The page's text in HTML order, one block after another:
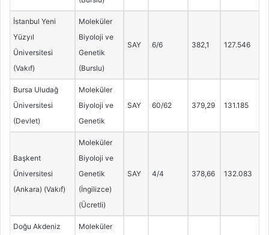
İstanbul Yeni
Yüzyıl
Üniversitesi
(Vakıf)
Moleküler
Biyoloji ve
Genetik
(Burslu)
SAY 6/6 382,1 127.546
Bursa Uludağ
Üniversitesi
(Devlet)
Moleküler
Biyoloji ve
Genetik
SAY 60/62 379,29 131.185
Başkent
Üniversitesi
(Ankara) (Vakıf)
Moleküler
Biyoloji ve
Genetik
(İngilizce)
(Ücretli)
SAY 4/4 378,66 132.083
Doğu Akdeniz
Moleküler